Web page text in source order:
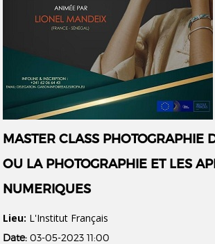
MASTER CLASS PHOTOGRAPHIE
OU LA PHOTOGRAPHIE ET LES
NUMERIQUES
Lieu: L'Institut Français
Date: 03-05-2023 11:00